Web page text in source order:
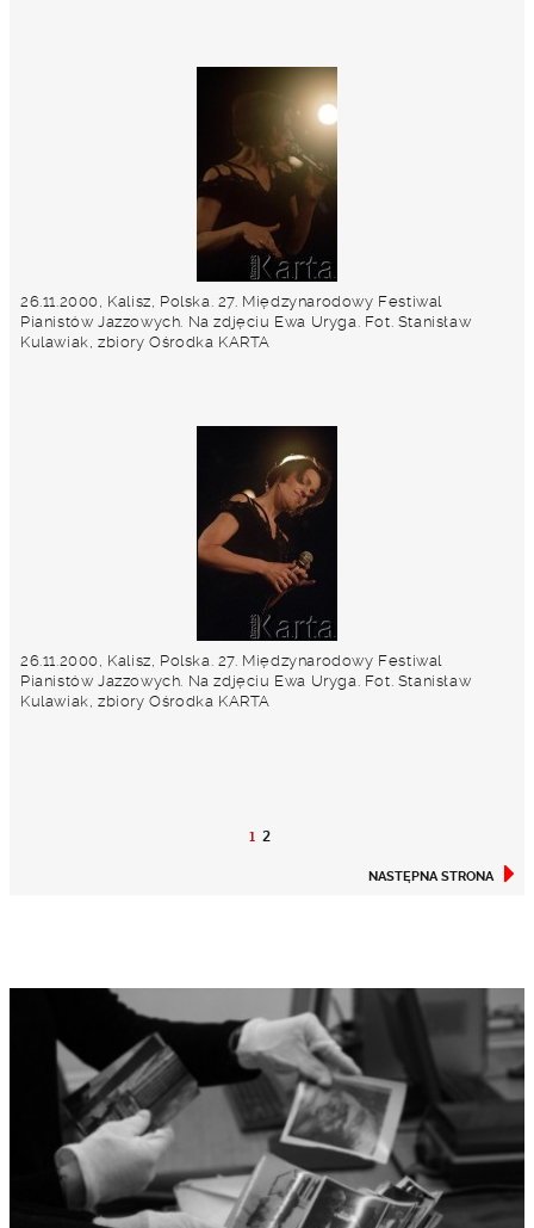
26.11.2000, Kalisz, Polska. 27. Międzynarodowy Festiwal
Pianistów Jazzowych. Na zdjęciu Ewa Uryga. Fot. Stanisław
Kulawiak, zbiory Ośrodka KARTA
26.11.2000, Kalisz, Polska. 27. Międzynarodowy Festiwal
Pianistów Jazzowych. Na zdjęciu Ewa Uryga. Fot. Stanisław
Kulawiak, zbiory Ośrodka KARTA
1 2
NASTĘPNA STRONA